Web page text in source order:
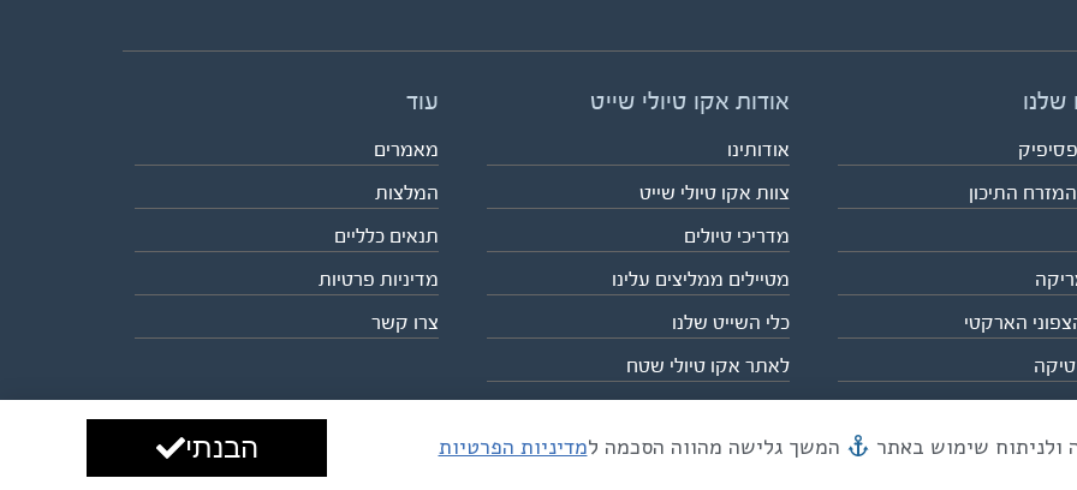
שלנו
התיכון
הארקטי
אודות אקו טיולי שייט
אודותינו
צוות אקו טיולי שייט
מדריכי טיולים
מטיילים ממליצים עלינו
כלי השייט שלנו
לאתר אקו טיולי שטח
עוד
מאמרים
המלצות
תנאים כלליים
מדיניות פרטיות
צרו קשר
מייל mail@eco.co.il | כתובתנו המסגר 55, תל אביב עיצוב ופיתוח: ביבר גלובל
המשך גלישה מהווה הסכמה למדיניות הפרטיות הבנתי